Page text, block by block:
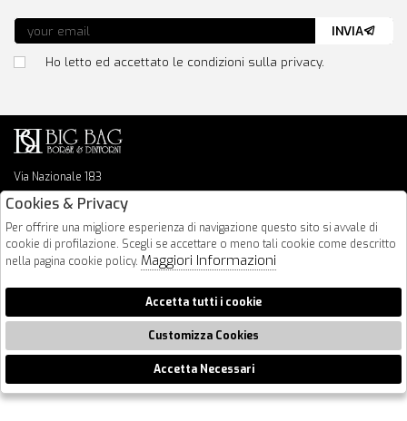
Via Nazionale 183
64026 Roseto Degli Abruzzi
info@bigbagshoponline.it
follow us
Ho letto ed accettato le condizioni sulla privacy.
INVIA
2026 BigBag - P.iva : 00916940679 Powered by
🍪
Cookies & Privacy
Per offrire una migliore esperienza di navigazione questo sito si avvale di
cookie di profilazione. Scegli se accettare o meno tali cookie come descritto
nella pagina cookie policy. Maggiori Informazioni
Accetta tutti i cookie
Customizza Cookies
Accetta Necessari